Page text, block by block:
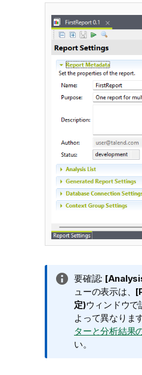
情
報
メ
モ
要確認:
ューの表示は、
定)ウィンドウで
よって異なりま
ターと分析結果
い。